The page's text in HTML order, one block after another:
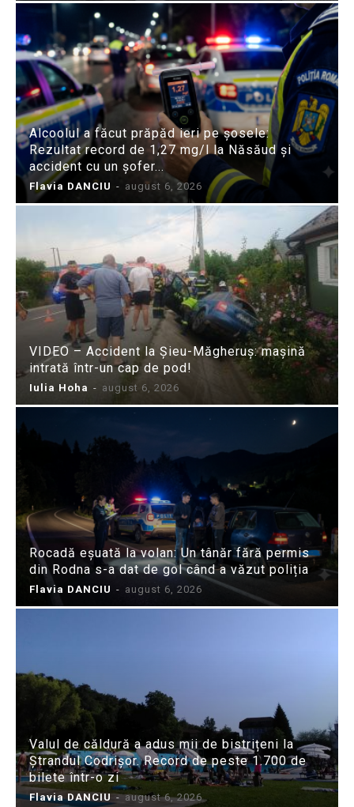
Alcoolul a făcut prăpăd ieri pe șosele:
Rezultat record de 1,27 mg/l la Năsăud și
accident cu un șofer...
Flavia DANCIU - august 6, 2026
VIDEO – Accident la Șieu-Măgheruș: mașină
intrată într-un cap de pod!
Iulia Hoha - august 6, 2026
Rocadă eșuată la volan: Un tânăr fără permis
din Rodna s-a dat de gol când a văzut poliția
Flavia DANCIU - august 6, 2026
Valul de căldură a adus mii de bistrițeni la
Ștrandul Codrișor. Record de peste 1.700 de
bilete într-o zi
Flavia DANCIU - august 6, 2026